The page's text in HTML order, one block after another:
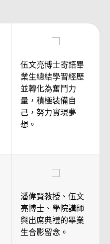
伍文亮博士寄語畢
業生總結學習經歷
並轉化為奮鬥力
量，積極裝備自
己，努力實現夢
想。
潘偉賢教授、伍文
亮博士、學院講師
與出席典禮的畢業
生合影留念。